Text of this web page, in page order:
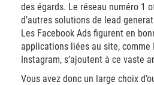
des égards. Le réseau numéro 1
d’autres solutions de lead
Les Facebook Ads figurent en
applications liées au site, comme
Instagram, s’ajoutent à ce vaste
Vous avez donc un large choix